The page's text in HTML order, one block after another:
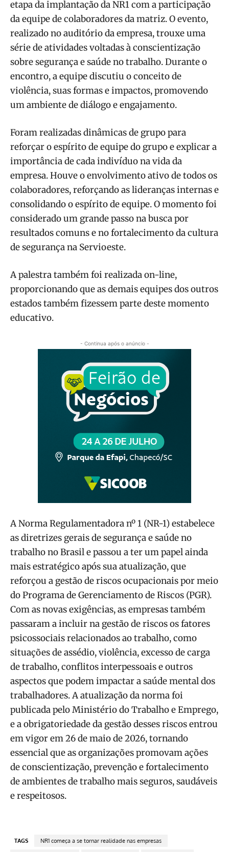
etapa da implantação da NR1 com a participação
da equipe de colaboradores da matriz. O evento,
realizado no auditório da empresa, trouxe uma
série de atividades voltadas à conscientização
sobre segurança e saúde no trabalho. Durante o
encontro, a equipe discutiu o conceito de
violência, suas formas e impactos, promovendo
um ambiente de diálogo e engajamento.
Foram realizadas dinâmicas de grupo para
reforçar o espírito de equipe do grupo e explicar a
importância de cada indivíduo na vida da
empresa. Houve o envolvimento ativo de todos os
colaboradores, reforçando as lideranças internas e
consolidando o espírito de equipe. O momento foi
considerado um grande passo na busca por
resultados comuns e no fortalecimento da cultura
de segurança na Servioeste.
A palestra também foi realizada on-line,
proporcionando que as demais equipes dos outros
estados também fizessem parte deste momento
educativo.
- Continua após o anúncio -
A Norma Regulamentadora nº 1 (NR-1) estabelece
as diretrizes gerais de segurança e saúde no
trabalho no Brasil e passou a ter um papel ainda
mais estratégico após sua atualização, que
reforçou a gestão de riscos ocupacionais por meio
do Programa de Gerenciamento de Riscos (PGR).
Com as novas exigências, as empresas também
passaram a incluir na gestão de riscos os fatores
psicossociais relacionados ao trabalho, como
situações de assédio, violência, excesso de carga
de trabalho, conflitos interpessoais e outros
aspectos que podem impactar a saúde mental dos
trabalhadores. A atualização da norma foi
publicada pelo Ministério do Trabalho e Emprego,
e a obrigatoriedade da gestão desses riscos entrou
em vigor em 26 de maio de 2026, tornando
essencial que as organizações promovam ações
de conscientização, prevenção e fortalecimento
de ambientes de trabalho mais seguros, saudáveis
e respeitosos.
TAGS NR1 começa a se tornar realidade nas empresas